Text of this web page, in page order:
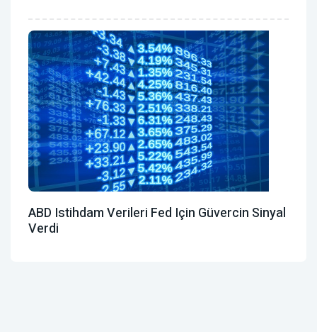
ABD Istihdam Verileri Fed Için Güvercin Sinyal
Verdi